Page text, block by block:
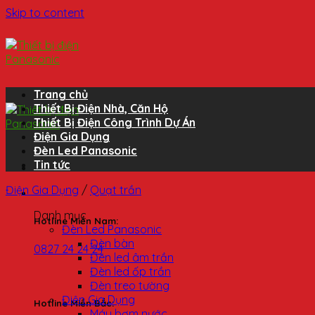
Skip to content
Hotline Miền Nam:
0827 24 24 24
Hotline Miền Bắc:
Trang chủ
Thiết Bị Điện Nhà, Căn Hộ
Thiết Bị Điện Công Trình Dự Án
Điện Gia Dụng
Đèn Led Panasonic
Tin tức
Điện Gia Dụng / Quạt trần
Danh mục
Đèn Led Panasonic
Đèn bàn
Đèn led âm trần
Đèn led ốp trần
Đèn treo tường
Điện Gia Dụng